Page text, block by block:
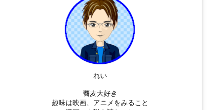
れい
蕎麦大好き
趣味は映画、アニメをみること